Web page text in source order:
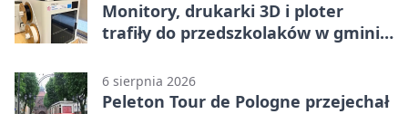
Monitory, drukarki 3D i ploter
trafiły do przedszkolaków w gminie
6 sierpnia 2026
Peleton Tour de Pologne przejechał